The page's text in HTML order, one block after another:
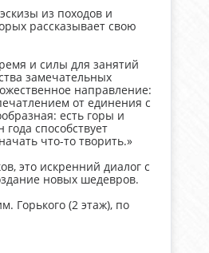
из походов и
рассказывает свою
и силы для занятий
замечательных
направление:
от единения с
есть горы и
способствует
что-то творить.»
это искренний диалог с
новых шедевров.
Горького (2 этаж), по